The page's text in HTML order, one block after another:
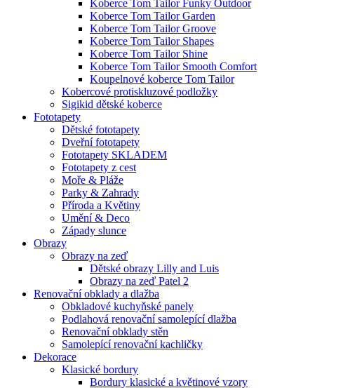
Koberce Tom Tailor Funky Outdoor
Koberce Tom Tailor Garden
Koberce Tom Tailor Groove
Koberce Tom Tailor Shapes
Koberce Tom Tailor Shine
Koberce Tom Tailor Smooth Comfort
Koupelnové koberce Tom Tailor
Kobercové protiskluzové podložky
Sigikid dětské koberce
Fototapety
Dětské fototapety
Dveřní fototapety
Fototapety SKLADEM
Fototapety z cest
Moře & Pláže
Parky & Zahrady
Příroda a Květiny
Umění & Deco
Západy slunce
Obrazy
Obrazy na zeď
Dětské obrazy Lilly and Luis
Obrazy na zeď Patel 2
Renovační obklady a dlažba
Obkladové kuchyňské panely
Podlahová renovační samolepící dlažba
Renovační obklady stěn
Samolepící renovační kachličky
Dekorace
Klasické bordury
Bordury klasické a květinové vzory